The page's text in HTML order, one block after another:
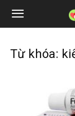
Từ khóa: